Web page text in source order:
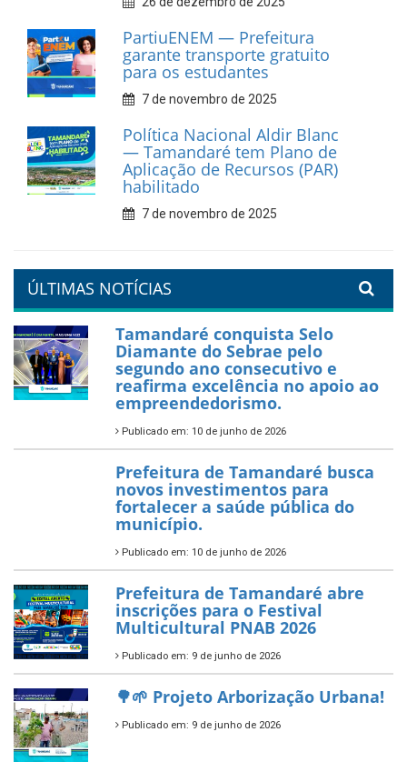
Prefeitura de Tamandaré
fortalece apoio aos
catadores de materiais
recicláveis
9 de fevereiro de 2026
Prefeitura de Tamandaré
reforça diálogo e
compromisso com a
valorização da educação
7 de fevereiro de 2026
orla da cidade.
PartiuENEM — Prefeitura
garante transporte gratuito
para os estudantes
7 de novembro de 2025
Política Nacional Aldir Blanc
— Tamandaré tem Plano de
Aplicação de Recursos (PAR)
habilitado
7 de novembro de 2025
ÚLTIMAS NOTÍCIAS
Tamandaré conquista Selo
Diamante do Sebrae pelo
segundo ano consecutivo e
reafirma excelência no apoio ao
empreendedorismo.
Publicado em: 10 de junho de 2026